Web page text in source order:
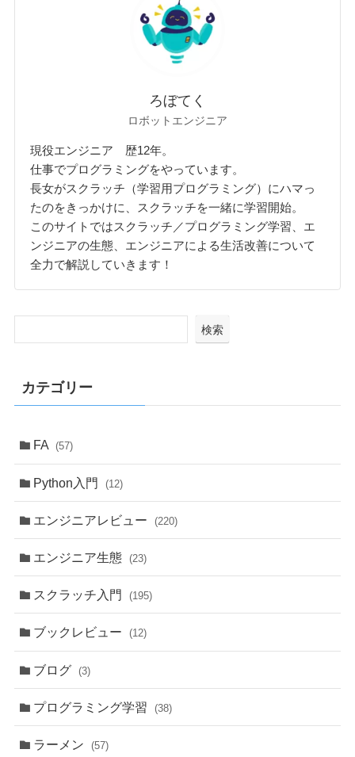
ろぼてく
ロボットエンジニア
現役エンジニア 歴12年。
仕事でプログラミングをやっています。
長女がスクラッチ（学習用プログラミング）にハマっ
たのをきっかけに、スクラッチを一緒に学習開始。
このサイトではスクラッチ／プログラミング学習、エ
ンジニアの生態、エンジニアによる生活改善について
全力で解説していきます！
検索
カテゴリー
FA (57)
Python入門 (12)
エンジニアレビュー (220)
エンジニア生態 (23)
スクラッチ入門 (195)
ブックレビュー (12)
ブログ (3)
プログラミング学習 (38)
ラーメン (57)